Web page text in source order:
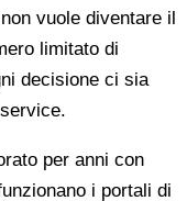
vuole diventare il
limitato di
decisione ci sia
per anni con
i portali di